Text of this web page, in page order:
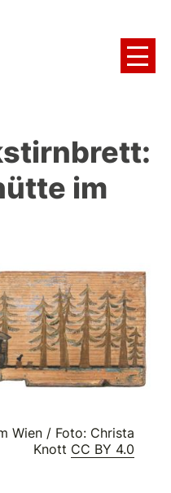
im
Wien / Foto: Christa
Knott CC BY 4.0